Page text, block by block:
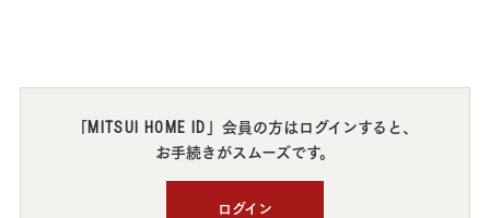
「MITSUI HOME ID 」会員の方はログインすると、
お手続きがスムーズです。
ログイン